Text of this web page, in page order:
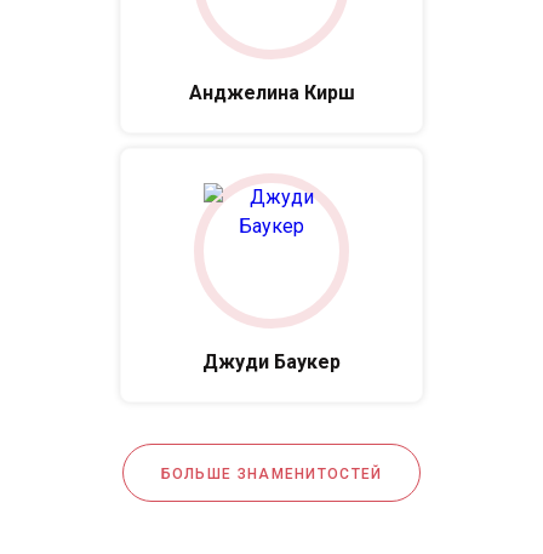
Анджелина Кирш
Джуди Баукер
БОЛЬШЕ ЗНАМЕНИТОСТЕЙ